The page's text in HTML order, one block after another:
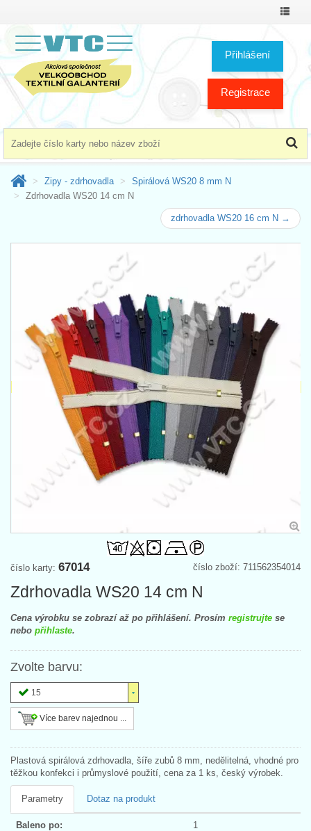
Přihlášení
Registrace
Zipy - zdrhovadla
Spirálová WS20 8 mm N
Zdrhovadla WS20 14 cm N
zdrhovadla WS20 16 cm N →
číslo zboží: 711562354014
číslo karty: 67014
Zdrhovadla WS20 14 cm N
Cena výrobku se zobrazí až po přihlášení. Prosím registrujte se
nebo přihlaste.
Zvolte barvu:
15
Více barev najednou ...
Plastová spirálová zdrhovadla, šíře zubů 8 mm, nedělitelná, vhodné pro
těžkou konfekci i průmyslové použití, cena za 1 ks, český výrobek.
Parametry Dotaz na produkt
Baleno po: 1